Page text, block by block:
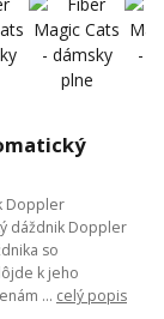
Doppler
dáždnik Doppler
so
k jeho
... celý popis